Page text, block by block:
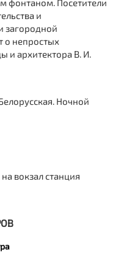
фонтаном. Посетители
и
загородной
о непростых
и архитектора В. И.
Ночной
вокзал станция